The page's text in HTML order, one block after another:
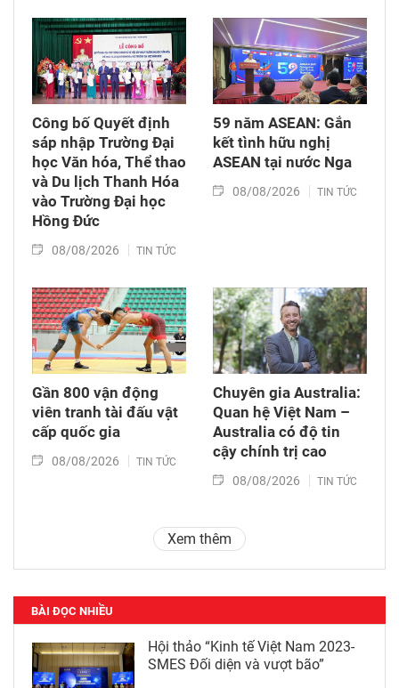
Công bố Quyết định
sáp nhập Trường Đại
học Văn hóa, Thể thao
và Du lịch Thanh Hóa
vào Trường Đại học
Hồng Đức
08/08/2026 TIN TỨC
59 năm ASEAN: Gắn
kết tình hữu nghị
ASEAN tại nước Nga
08/08/2026 TIN TỨC
Gần 800 vận động
viên tranh tài đấu vật
cấp quốc gia
08/08/2026 TIN TỨC
Chuyên gia Australia:
Quan hệ Việt Nam –
Australia có độ tin
cậy chính trị cao
08/08/2026 TIN TỨC
Xem thêm
BÀI ĐỌC NHIỀU
Hội thảo “Kinh tế Việt Nam 2023-
SMES Đối diện và vượt bão”